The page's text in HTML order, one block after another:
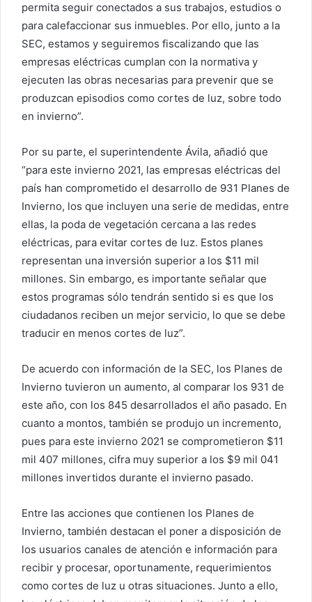
permita seguir conectados a sus trabajos, estudios o
para calefaccionar sus inmuebles. Por ello, junto a la
SEC, estamos y seguiremos fiscalizando que las
empresas eléctricas cumplan con la normativa y
ejecuten las obras necesarias para prevenir que se
produzcan episodios como cortes de luz, sobre todo
en invierno”.
Por su parte, el superintendente Ávila, añadió que
“para este invierno 2021, las empresas eléctricas del
país han comprometido el desarrollo de 931 Planes de
Invierno, los que incluyen una serie de medidas, entre
ellas, la poda de vegetación cercana a las redes
eléctricas, para evitar cortes de luz. Estos planes
representan una inversión superior a los $11 mil
millones. Sin embargo, es importante señalar que
estos programas sólo tendrán sentido si es que los
ciudadanos reciben un mejor servicio, lo que se debe
traducir en menos cortes de luz”.
De acuerdo con información de la SEC, los Planes de
Invierno tuvieron un aumento, al comparar los 931 de
este año, con los 845 desarrollados el año pasado. En
cuanto a montos, también se produjo un incremento,
pues para este invierno 2021 se comprometieron $11
mil 407 millones, cifra muy superior a los $9 mil 041
millones invertidos durante el invierno pasado.
Entre las acciones que contienen los Planes de
Invierno, también destacan el poner a disposición de
los usuarios canales de atención e información para
recibir y procesar, oportunamente, requerimientos
como cortes de luz u otras situaciones. Junto a ello,